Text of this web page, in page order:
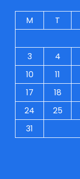
M
T
3
4
10
11
17
18
24
25
31